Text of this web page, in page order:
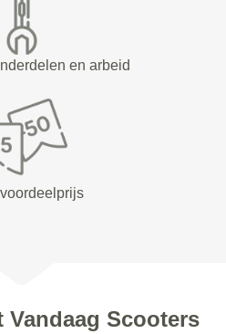
en arbeid
Vandaag Scooters